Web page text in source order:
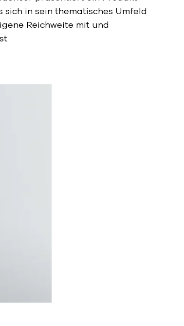
in sein thematisches Umfeld
Reichweite mit und